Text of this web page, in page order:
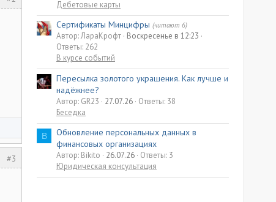
#3
Дебетовые карты
Сертификаты Минцифры (читают 6)
Автор: ЛараКрофт Воскресенье в 12:23
Ответы: 262
В курсе событий
Пересылка золотого украшения. Как лучше и
надёжнее?
Автор: GR23 27.07.26 Ответы: 38
Беседка
B
Обновление персональных данных в
финансовых организациях
Автор: Bikito 26.07.26 Ответы: 3
Юридическая консультация